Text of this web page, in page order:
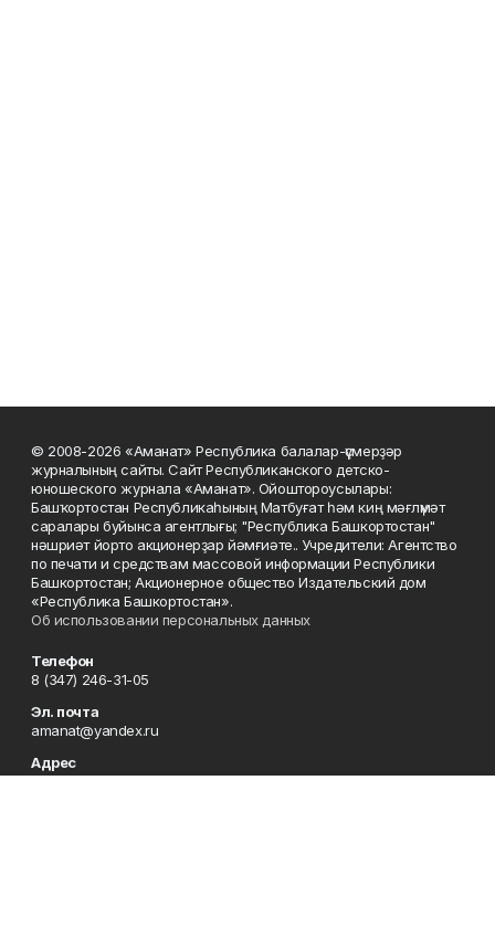
© 2008-2026 «Аманат» Республика балалар-үҫмерҙәр
журналының сайты. Сайт Республиканского детско-
юношеского журнала «Аманат». Ойоштороусылары:
Башҡортостан Республикаһының Матбуғат һәм киң мәғлүмәт
саралары буйынса агентлығы; "Республика Башкортостан"
нәшриәт йорто акционерҙар йәмғиәте.. Учредители: Агентство
по печати и средствам массовой информации Республики
Башкортостан; Акционерное общество Издательский дом
«Республика Башкортостан».
Об использовании персональных данных
Телефон
8 (347) 246-31-05
Эл. почта
amanat@yandex.ru
Адрес
450079, Республика Башкортостан, г. Уфа, ул. 50-летия